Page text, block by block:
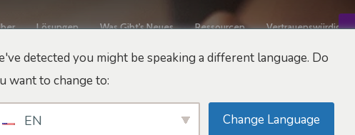
Lösungen Was Gibt's Neues Ressourcen Vertrauenswürdig
Veröffentlichungen
detected you might be speaking a different language. Do
want to change to:
EN Change Language